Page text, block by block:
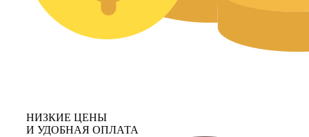
НИЗКИЕ ЦЕНЫ
И УДОБНАЯ ОПЛАТА